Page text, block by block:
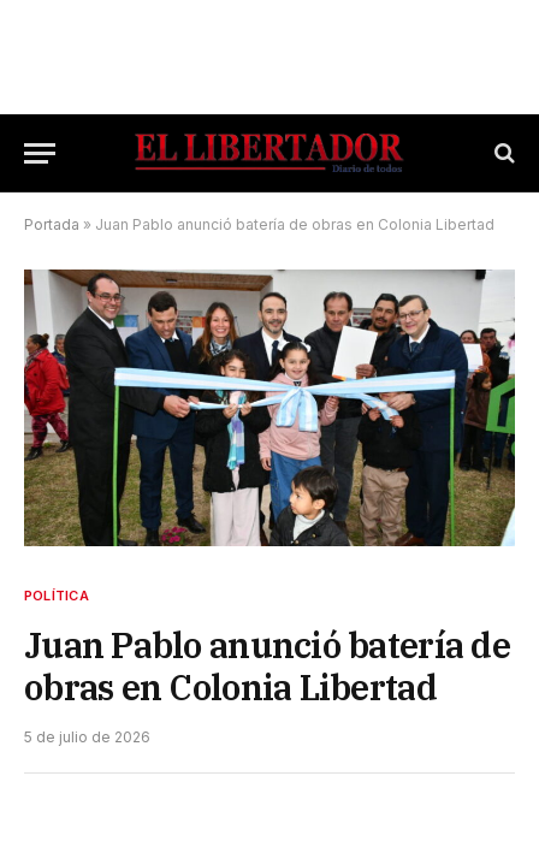
Portada » Juan Pablo anunció batería de obras en Colonia Libertad
POLÍTICA
Juan Pablo anunció batería de
obras en Colonia Libertad
5 de julio de 2026